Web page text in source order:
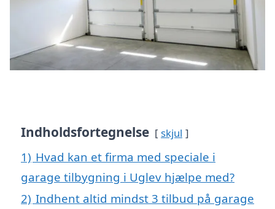
Indholdsfortegnelse skjul
1) Hvad kan et firma med speciale i
garage tilbygning i Uglev hjælpe med?
2) Indhent altid mindst 3 tilbud på garage